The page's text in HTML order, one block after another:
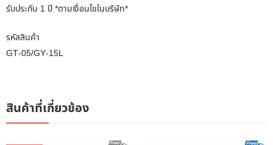
รับประกัน 1 ปี *ตามเงื่อนไขในบริษัท*
รหัสสินค้า
GT-05/GY-15L
สินค้าที่เกี่ยวข้อง